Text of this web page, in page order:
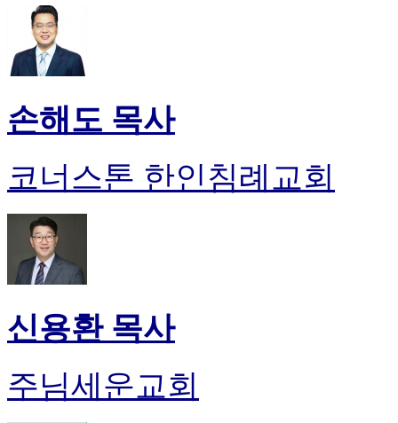
손해도 목사
코너스톤 한인침례교회
신용환 목사
주님세운교회